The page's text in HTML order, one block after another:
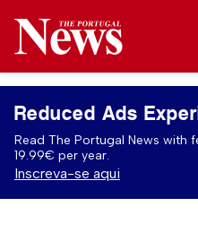
Reduced Ads
Read The Portugal News with
19.99€ per year.
Inscreva-se aqui